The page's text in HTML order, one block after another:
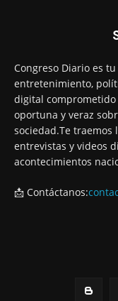
Congreso Diario es
entretenimiento,
digital
oportuna y veraz
sociedad.Te traemos
entrevistas y videos
acontecimientos
📩 Contáctanos: